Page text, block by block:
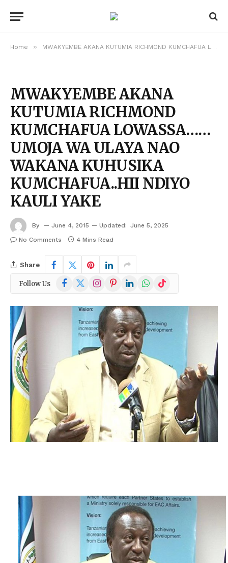
Home » MWAKYEMBE AKANA KUTUMIA RICHMOND KUMCHAFUA LOWASSA…… UMOJA WA ULAYA NAO WAKANA KUHUSIKA KUMCHAFUA..HII NDIYO KAULI YAKE
MWAKYEMBE AKANA
KUTUMIA RICHMOND
KUMCHAFUA LOWASSA……
UMOJA WA ULAYA NAO
WAKANA KUHUSIKA
KUMCHAFUA..HII NDIYO
KAULI YAKE
By June 4, 2015 Updated: June 5, 2025
No Comments
4 Mins Read
Share
Follow Us Facebook
X
(Twitter)
InstagramPinterestLinkedInWhatsApp
TikTok